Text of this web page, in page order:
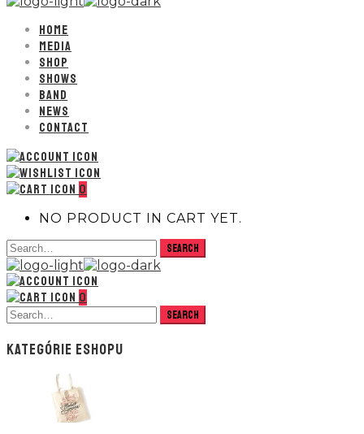
HOME
MEDIA
SHOP
SHOWS
BAND
NEWS
CONTACT
0
NO PRODUCT IN CART YET.
0
KATEGÓRIE ESHOPU